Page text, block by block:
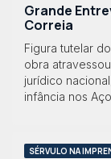
Grande
Correia
Figura tutelar
obra
jurídico
infância nos
SÉRVULO NA